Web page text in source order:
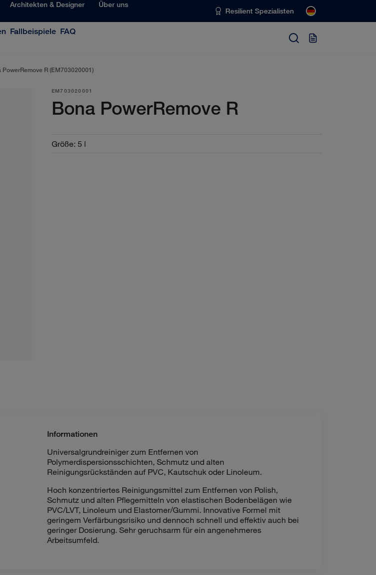
Architekten & Designer Über uns
Resilient Spezialisten
Fallbeispiele FAQ
PowerRemove R (EM703020001)
EM703020001
Bona PowerRemove R
Größe: 5 l
Informationen
Universalgrundreiniger zum Entfernen von
Polymerdispersionsschichten, Schmutz und alten
Reinigungsrückständen auf PVC, Kautschuk oder Linoleum.
Hoch konzentriertes Reinigungsmittel zum Entfernen von Polish,
Schmutz und alten Pflegemitteln von elastischen Bodenbelägen wie
PVC/LVT, Linoleum und Elastomer/Gummi. Innovative Formel mit
geringem Verfärbungsrisiko und dennoch schnell und effektiv auch bei
geringer Dosierung. Sehr geruchsarm für ein angenehmeres
Arbeitsumfeld.